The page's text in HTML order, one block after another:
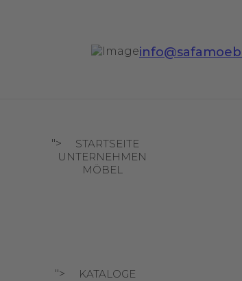
">
STARTSEITE
UNTERNEHMEN
MÖBEL
">
KATALOGE